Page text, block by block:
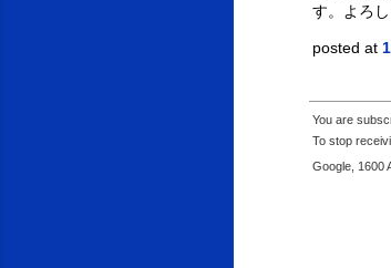
す。よろ
posted at
You are
To stop
Google, 1600